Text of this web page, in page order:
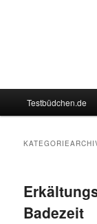
Testbüdchen.de
Badezeit